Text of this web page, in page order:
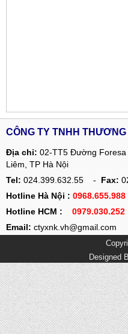
CÔNG TY TNHH
Địa chỉ: 02-TT5 Đường Foresa
Liêm, TP Hà Nội
Tel: 024.399.632.55 - Fax:
Hotline Hà Nội : 0968.655.988
Hotline HCM :
0979.030.252
Email: ctyxnk.vh@gmail.com
Designed